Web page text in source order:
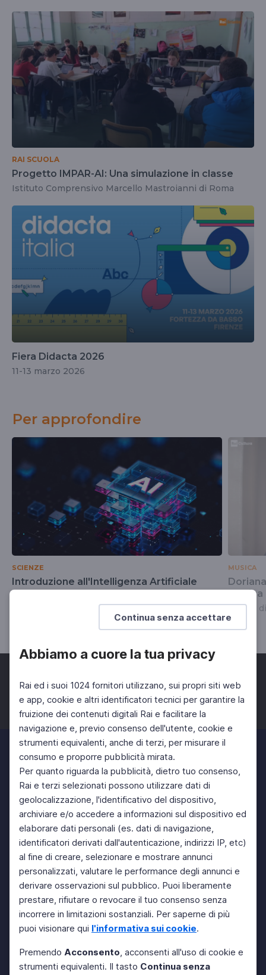
Continua senza accettare
Abbiamo a cuore la tua privacy
Rai ed i suoi 1024 fornitori utilizzano, sui propri siti web
e app, cookie e altri identificatori tecnici per garantire la
fruizione dei contenuti digitali Rai e facilitare la
navigazione e, previo consenso dell'utente, cookie e
strumenti equivalenti, anche di terzi, per misurare il
consumo e proporre pubblicità mirata.
Per quanto riguarda la pubblicità, dietro tuo consenso,
Rai e terzi selezionati possono utilizzare dati di
geolocalizzazione, l'identificativo del dispositivo,
archiviare e/o accedere a informazioni sul dispositivo ed
elaborare dati personali (es. dati di navigazione,
identificatori derivati dall'autenticazione, indirizzi IP, etc)
al fine di creare, selezionare e mostrare annunci
personalizzati, valutare le performance degli annunci e
derivare osservazioni sul pubblico. Puoi liberamente
prestare, rifiutare o revocare il tuo consenso senza
incorrere in limitazioni sostanziali. Per saperne di più
puoi visionare qui l'informativa sui cookie.
Premendo Acconsento, acconsenti all'uso di cookie e
strumenti equivalenti. Il tasto Continua senza
RAI SCUOLA
Progetto IMPAR-AI: Una simulazione in classe
Istituto Comprensivo Marcello Mastroianni di Roma
Fiera Didacta 2026
11-13 marzo 2026
Per approfondire
SCIENZE
Introduzione all'Intelligenza Artificiale
MUSICA
musica
Ambiti
Facebook Twitter Instagram